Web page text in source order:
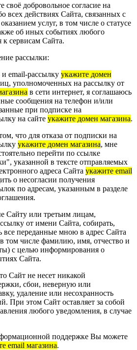
добровольное согласие на
всех действиях Сайта, связанных с
услуг, в том числе о статусе
об иных событиях любого
к сервисам Сайта.
рассылки:
email-рассылку укажите домен
уполномоченных на рассылку от
в сети интернет, я соглашаюсь
сообщения на телефон и/или
при подписке на
на сайте укажите домен магазина.
что для отказа от подписки на
укажите домен магазина, мне
перейти по ссылке
указанной в тексте отправляемых
адреса Сайта укажите email
о несогласии получения
по адресам, указанным в разделе
Сайту или третьим лицам,
от имени Сайта, собирать,
все переданные мною в адрес Сайта
том числе фамилию, имя, отчество и
с целью информирования о
Сайта.
Сайт не несет никакой
сбои, неверную или
удаление или несохранность
При этом Сайт оставляет за собой
любого уведомления, в случае
поддержке Вы можете
email магазина.